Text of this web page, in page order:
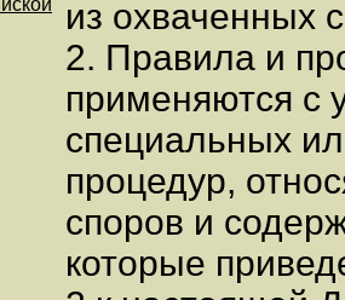
из охваченных
2. Правила и
применяются с
специальных
процедур,
споров и
которые